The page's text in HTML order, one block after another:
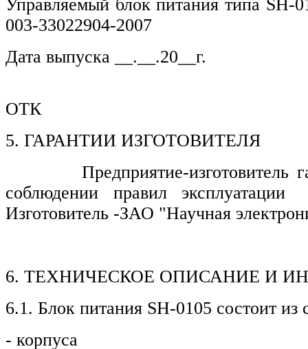
Управляемый блок питания типа SH-
003-33022904-2007
Дата выпуска __.__.20__г.
ОТК
5. ГАРАНТИИ ИЗГОТОВИТЕЛЯ
Предприятие-изготовитель
соблюдении правил
Изготовитель -ЗАО "Научная
6. ТЕХНИЧЕСКОЕ ОПИСАНИЕ И
6.1. Блок питания SH-0105 состоит
- корпуса